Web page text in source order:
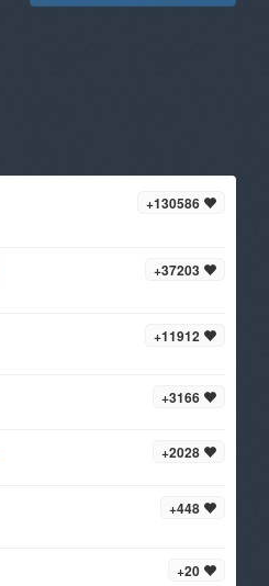
+130586
+37203
+11912
+3166
+2028
+448
+20